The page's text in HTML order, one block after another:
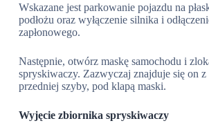
Wskazane jest parkowanie pojazdu na
podłożu oraz wyłączenie silnika i
zapłonowego.
Następnie, otwórz maskę samochodu i
spryskiwaczy. Zazwyczaj znajduje się on
przedniej szyby, pod klapą maski.
Wyjęcie zbiornika spryskiwaczy